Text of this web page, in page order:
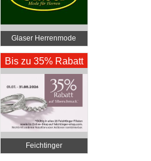
Glaser Herrenmode
1030
Bis zu 35% Rabatt
Feichtinger
Schmuckhandel